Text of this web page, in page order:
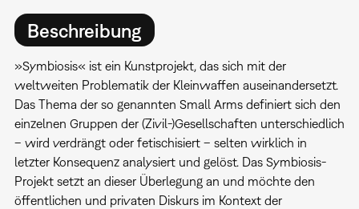
Beschreibung
»Symbiosis« ist ein Kunstprojekt, das sich mit der
weltweiten Problematik der Kleinwaffen auseinandersetzt.
Das Thema der so genannten Small Arms definiert sich den
einzelnen Gruppen der (Zivil-)Gesellschaften unterschiedlich
– wird verdrängt oder fetischisiert – selten wirklich in
letzter Konsequenz analysiert und gelöst. Das Symbiosis-
Projekt setzt an dieser Überlegung an und möchte den
öffentlichen und privaten Diskurs im Kontext der